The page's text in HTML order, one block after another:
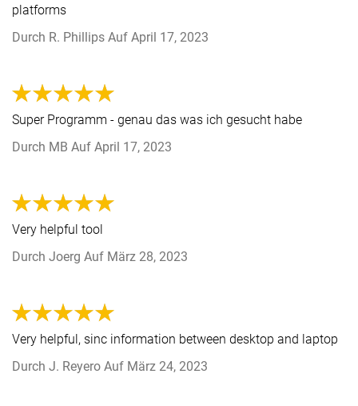
platforms
Durch R. Phillips Auf April 17, 2023
Super Programm - genau das was ich gesucht habe
Durch MB Auf April 17, 2023
Very helpful tool
Durch Joerg Auf März 28, 2023
Very helpful, sinc information between desktop and laptop
Durch J. Reyero Auf März 24, 2023